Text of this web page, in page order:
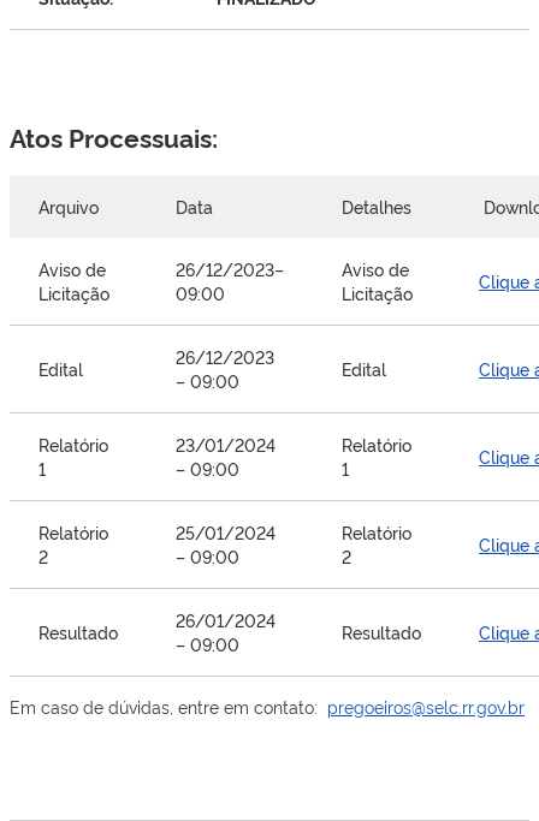
Atos Processuais:
Arquivo Data Detalhes
Aviso de
Licitação
26/12/2023–
09:00
Aviso de
Licitação
Clique
Edital
26/12/2023
– 09:00
Edital Clique
Relatório
1
23/01/2024
– 09:00
Relatório
1
Clique
Relatório
2
25/01/2024
– 09:00
Relatório
2
Clique
Resultado
26/01/2024
– 09:00
Resultado Clique
Em caso de dúvidas, entre em contato: pregoeiros@selc.rr.gov.br